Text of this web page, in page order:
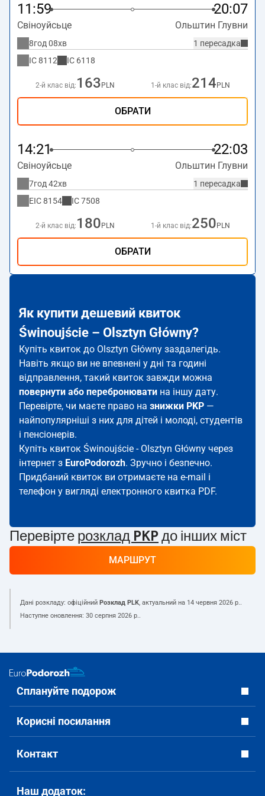
11:59 20:07
Свіноуйсьце Ольштин Глувни
1 пересадка
8год 08хв
IC8112 IC 6118
2-й клас від: 163 PLN 1-й клас від:214 PLN
ОБРАТИ
14:21 22:03
Свіноуйсьце Ольштин Глувни
1 пересадка
7год 42хв
EIC8154 IC7508
2-й клас від: 180 PLN 1-й клас від:250 PLN
ОБРАТИ
Як купити дешевий квиток
Świnoujście – Olsztyn Główny?
Купіть квиток до Olsztyn Główny заздалегідь.
Навіть якщо ви не впевнені у дні та годині
відправлення, такий квиток завжди можна
повернути або перебронювати на іншу дату.
Перевірте, чи маєте право на знижки PKP —
найпопулярніші з них для дітей і молоді, студентів
і пенсіонерів.
Купіть квиток Świnoujście - Olsztyn Główny через
інтернет з EuroPodorozh. Зручно і безпечно.
Придбаний квиток ви отримаєте на e-mail і
телефон у вигляді електронного квитка PDF.
Перевірте розклад PKP до інших міст
МАРШРУТ
Дані розкладу: офіційний Розклад PLK, актуальний на 14 червня 2026 р..
Наступне оновлення: 30 серпня 2026 р..
Сплануйте подорож
Корисні посилання
Контакт
Наш додаток: